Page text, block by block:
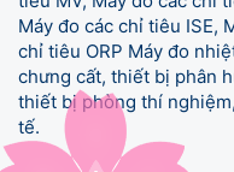
Máy đo các chỉ tiêu ISE,
chỉ tiêu ORP Máy đo
chưng cất, thiết bị phân
thiết bị phòng thí
tế.